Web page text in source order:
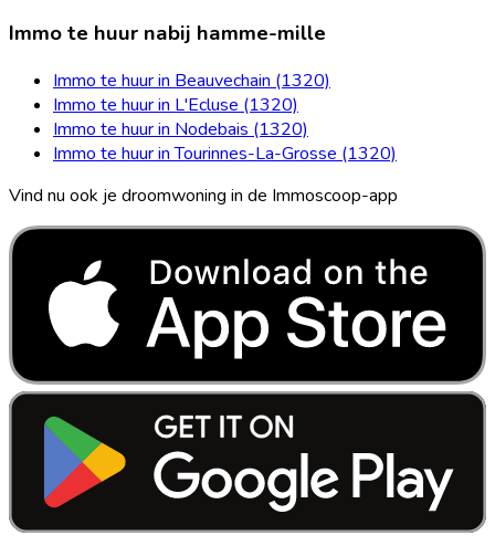
Immo te huur nabij hamme-mille
Immo te huur in Beauvechain (1320)
Immo te huur in L'Ecluse (1320)
Immo te huur in Nodebais (1320)
Immo te huur in Tourinnes-La-Grosse (1320)
Vind nu ook je droomwoning in de Immoscoop-app